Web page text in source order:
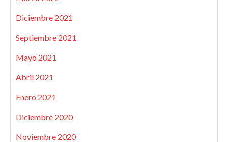
Diciembre 2021
Septiembre 2021
Mayo 2021
Abril 2021
Enero 2021
Diciembre 2020
Noviembre 2020